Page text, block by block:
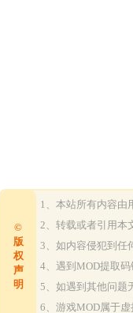
©
版
权
声
明
1、本站所有内容由
2、转载或者引用本
3、如内容侵犯到任
4、遇到MOD提取
5、如遇到其他问题
6、游戏MOD属于